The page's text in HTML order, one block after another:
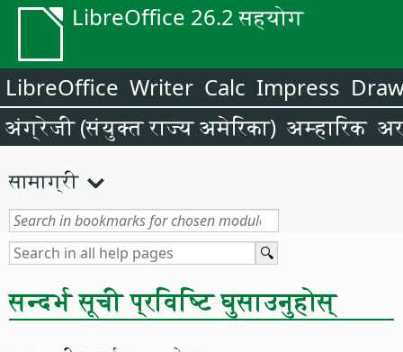
LibreOffice 26.2 सहयोग
LibreOffice Writer Calc Impress
अंग्रेजी (संयुक्त राज्य अमेरिका) अम्हारिक
सामाग्री
सन्दर्भ सूची प्रविष्टि घुसाउनुहोस्